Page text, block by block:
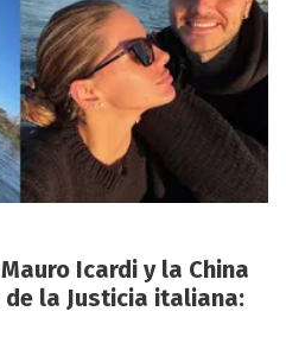
Icardi y la China
la Justicia italiana: